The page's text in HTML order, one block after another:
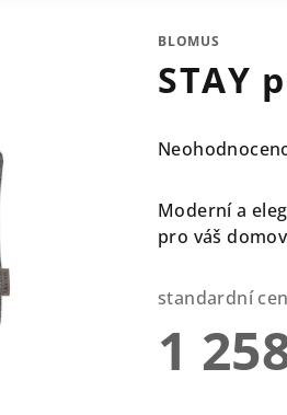
BLOMUS
STAY
Průměrné
produktu
0,0
5
hvězdiček.
Moderní a
pro váš
standardní
1